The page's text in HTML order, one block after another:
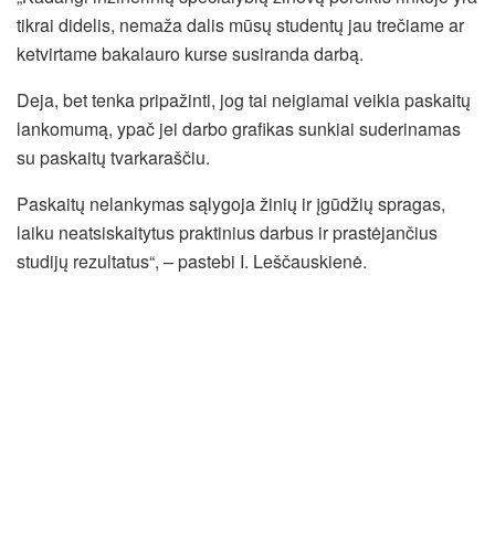
tikrai didelis, nemaža dalis mūsų studentų jau trečiame ar
ketvirtame bakalauro kurse susiranda darbą.
Deja, bet tenka pripažinti, jog tai neigiamai veikia paskaitų
lankomumą, ypač jei darbo grafikas sunkiai suderinamas
su paskaitų tvarkaraščiu.
Paskaitų nelankymas sąlygoja žinių ir įgūdžių spragas,
laiku neatsiskaitytus praktinius darbus ir prastėjančius
studijų rezultatus“, – pastebi I. Leščauskienė.